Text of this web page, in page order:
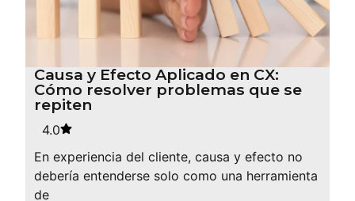
Causa y Efecto Aplicado en CX:
Cómo resolver problemas que se
repiten
4.0
En experiencia del cliente, causa y efecto no
debería entenderse solo como una herramienta
de